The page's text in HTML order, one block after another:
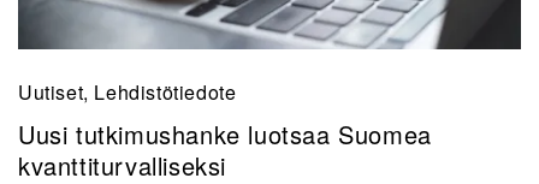
Uutiset, Lehdistötiedote
Uusi tutkimushanke luotsaa Suomea
kvanttiturvalliseksi